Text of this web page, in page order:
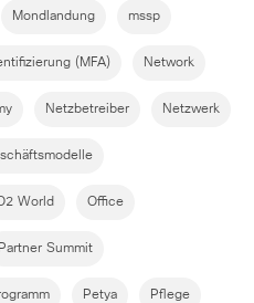
Mondlandung mssp
(MFA) Network
Netzbetreiber Netzwerk
World Office
Partner Summit
Petya Pflege